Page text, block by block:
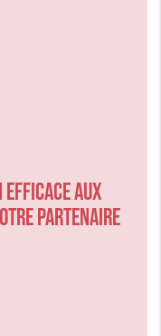
efficace aux
partenaire